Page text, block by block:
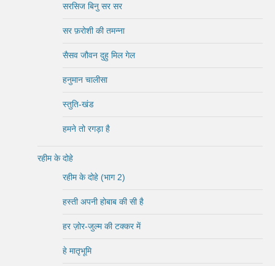
सरसिज बिनु सर सर
सर फ़रोशी की तमन्ना
सैसव जौवन दुहु मिल गेल
हनुमान चालीसा
स्तुति-खंड
हमने तो रगड़ा है
रहीम के दोहे
रहीम के दोहे (भाग 2)
हस्ती अपनी होबाब की सी है
हर ज़ोर-जुल्म की टक्कर में
हे मातृभूमि